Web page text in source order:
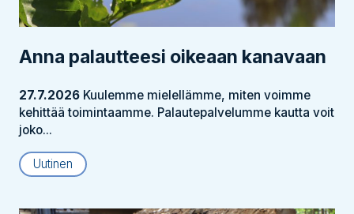
Anna palautteesi oikeaan kanavaan
27.7.2026 Kuulemme mielellämme, miten voimme
kehittää toimintaamme. Palautepalvelumme kautta voit
joko...
Uutinen